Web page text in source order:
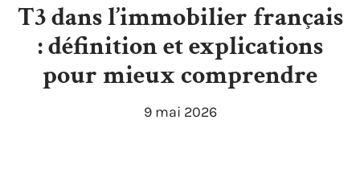
T3 dans l’immobilier français
: définition et explications
pour mieux comprendre
9 mai 2026